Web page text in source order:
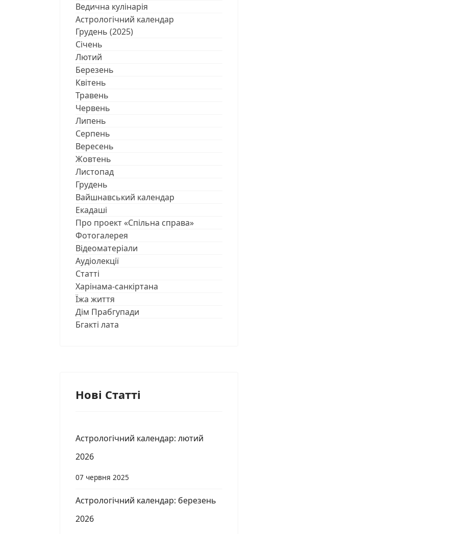
Ведична кулінарія
Астрологічний календар
Грудень (2025)
Січень
Лютий
Березень
Квітень
Травень
Червень
Липень
Серпень
Вересень
Жовтень
Листопад
Грудень
Вайшнавський календар
Екадаші
Про проект «Спільна справа»
Фотогалерея
Відеоматеріали
Аудіолекції
Статті
Харінама-санкіртана
Їжа життя
Дім Прабгупади
Бгакті лата
Нові Статті
Астрологічний календар: лютий
2026
07 червня 2025
Астрологічний календар: березень
2026